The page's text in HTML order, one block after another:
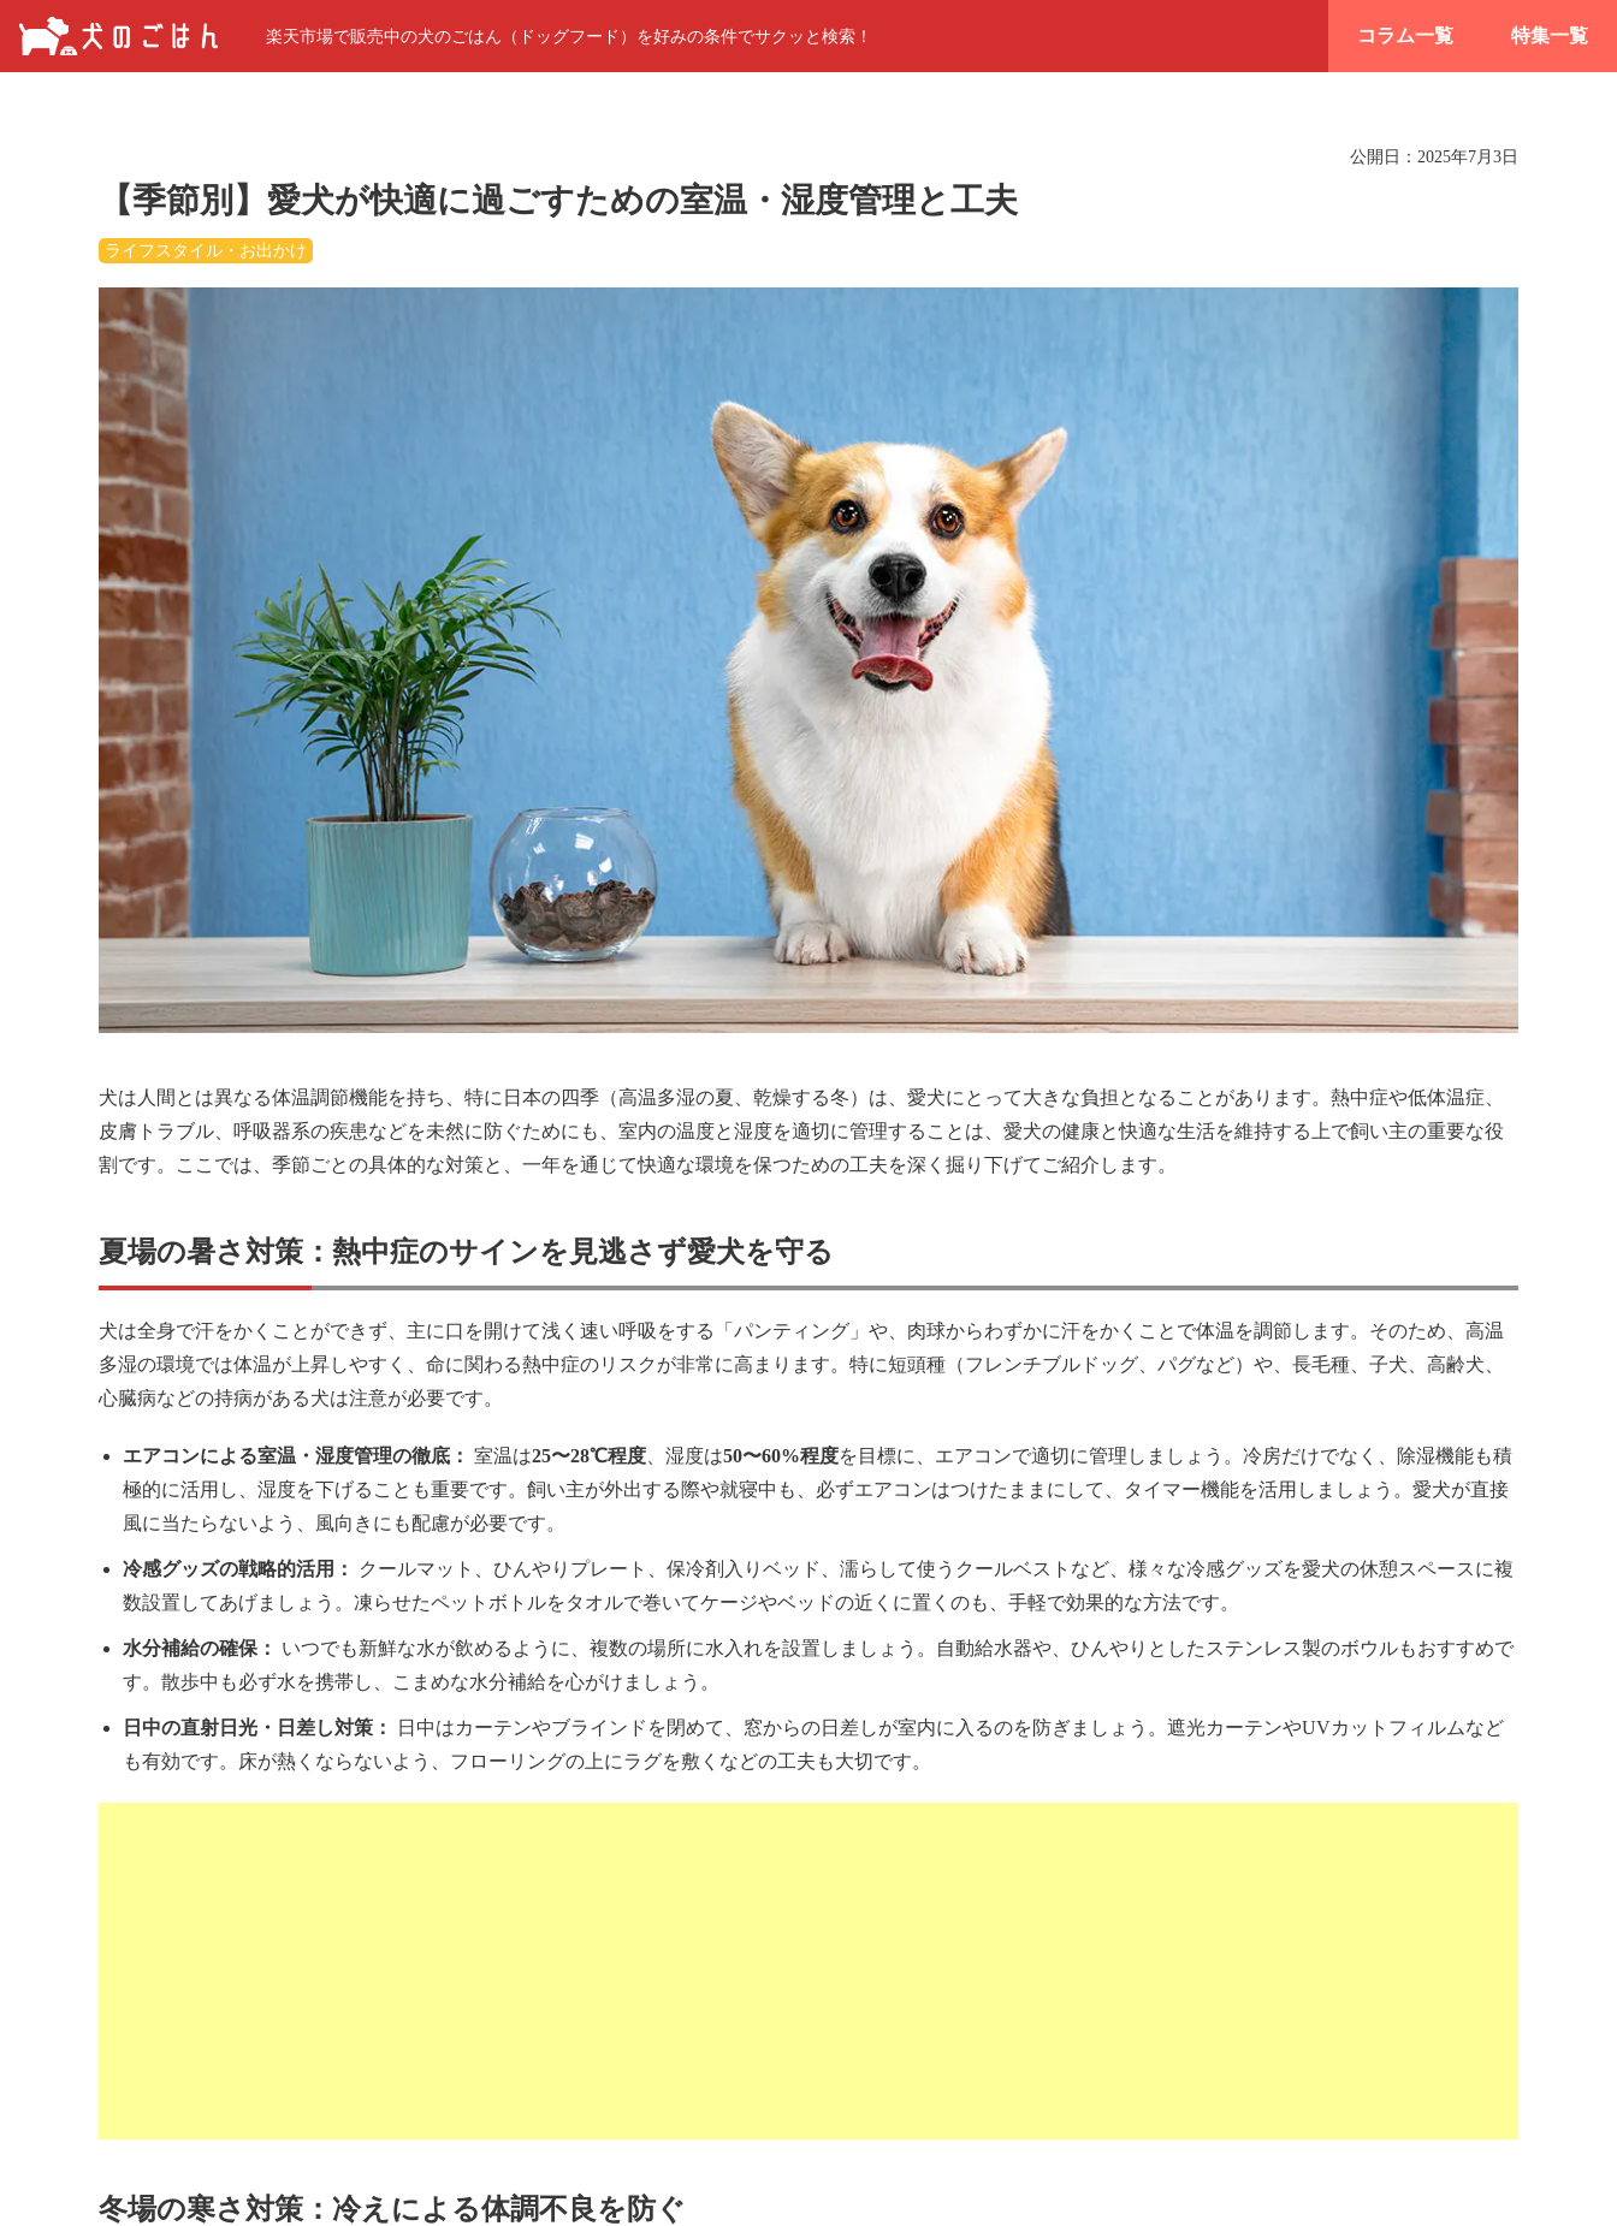
楽天市場で販売中の犬のごはん（ドッグフード）を好みの条件でサクッと検索！ コラム一覧 特集一覧
公開日： 2025年7月3日
【季節別】愛犬が快適に過ごすための室温・湿度管理と工夫
ライフスタイル・お出かけ
犬は人間とは異なる体温調節機能を持ち、特に日本の四季（高温多湿の夏、乾燥する冬）は、愛犬にとって大きな負担となることがあります。熱中症や低体温症、
皮膚トラブル、呼吸器系の疾患などを未然に防ぐためにも、室内の温度と湿度を適切に管理することは、愛犬の健康と快適な生活を維持する上で飼い主の重要な役
割です。ここでは、季節ごとの具体的な対策と、一年を通じて快適な環境を保つための工夫を深く掘り下げてご紹介します。
夏場の暑さ対策：熱中症のサインを見逃さず愛犬を守る
犬は全身で汗をかくことができず、主に口を開けて浅く速い呼吸をする「パンティング」や、肉球からわずかに汗をかくことで体温を調節します。そのため、高温
多湿の環境では体温が上昇しやすく、命に関わる熱中症のリスクが非常に高まります。特に短頭種（フレンチブルドッグ、パグなど）や、長毛種、子犬、高齢犬、
心臓病などの持病がある犬は注意が必要です。
エアコンによる室温・湿度管理の徹底： 室温は25〜28℃程度 、湿度は50〜60%程度を目標に、エアコンで適切に管理しましょう。冷房だけでなく、除湿機能も積
極的に活用し、湿度を下げることも重要です。飼い主が外出する際や就寝中も、必ずエアコンはつけたままにして、タイマー機能を活用しましょう。愛犬が直接
風に当たらないよう、風向きにも配慮が必要です。
冷感グッズの戦略的活用：
クールマット、ひんやりプレート、保冷剤入りベッド、濡らして使うクールベストなど、様々な冷感グッズを愛犬の休憩スペースに複
数設置してあげましょう。凍らせたペットボトルをタオルで巻いてケージやベッドの近くに置くのも、手軽で効果的な方法です。
水分補給の確保：
いつでも新鮮な水が飲めるように、複数の場所に水入れを設置しましょう。自動給水器や、ひんやりとしたステンレス製のボウルもおすすめで
す。散歩中も必ず水を携帯し、こまめな水分補給を心がけましょう。
日中の直射日光・日差し対策：
日中はカーテンやブラインドを閉めて、窓からの日差しが室内に入るのを防ぎましょう。遮光カーテンやUVカットフィルムなど
も有効です。床が熱くならないよう、フローリングの上にラグを敷くなどの工夫も大切です。
冬場の寒さ対策：冷えによる体調不良を防ぐ